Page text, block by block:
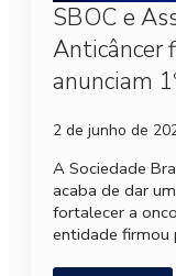
SBOC e
Anticâncer
anunciam
2 de junho de
A Sociedade
acaba de dar
fortalecer a
entidade firmou